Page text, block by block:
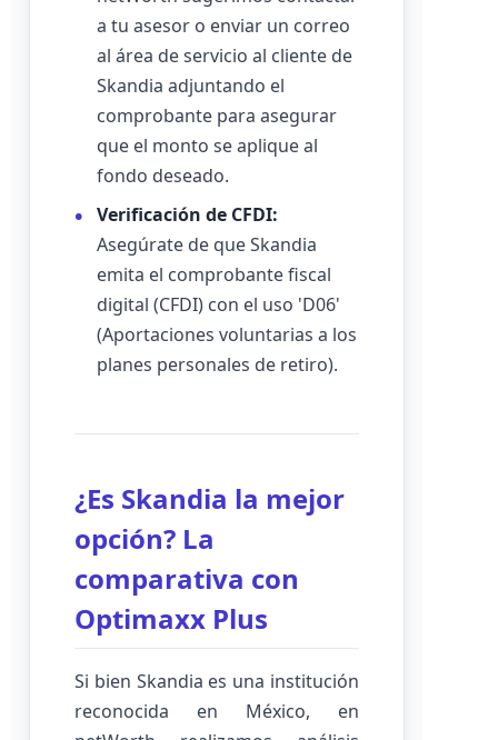
a tu asesor o enviar un correo
al área de servicio al cliente de
Skandia adjuntando el
comprobante para asegurar
que el monto se aplique al
fondo deseado.
Verificación de CFDI:
Asegúrate de que Skandia
emita el comprobante fiscal
digital (CFDI) con el uso 'D06'
(Aportaciones voluntarias a los
planes personales de retiro).
¿Es Skandia la mejor
opción? La
comparativa con
Optimaxx Plus
Si bien Skandia es una institución
reconocida en México, en